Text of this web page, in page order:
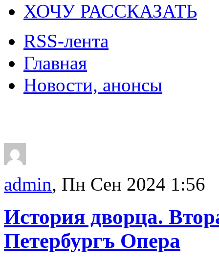
ХОЧУ РАССКАЗАТЬ
RSS-лента
Главная
Новости, анонсы
admin, Пн Сен 2024 1:56
История дворца.
Петербургъ Опера